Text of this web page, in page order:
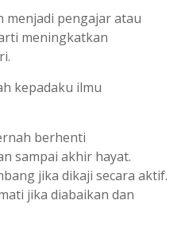
menjadi pengajar atau
meningkatkan
kepadaku ilmu
berhenti
sampai akhir hayat.
jika dikaji secara aktif.
jika diabaikan dan